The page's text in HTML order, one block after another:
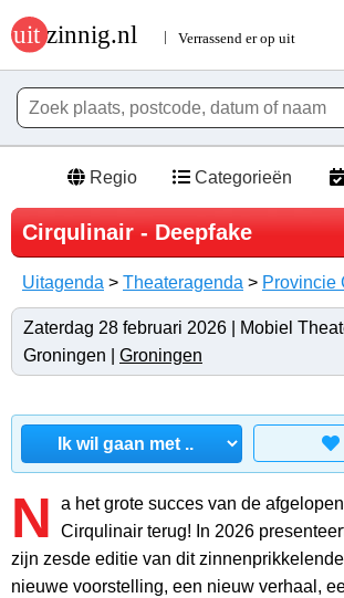
Regio Categorieën
Cirqulinair - Deepfake
Uitagenda > Theateragenda > Provincie
Zaterdag 28 februari 2026 | Mobiel
Groningen | Groningen
N
a het grote succes van de
Cirqulinair terug! In 2026
zijn zesde editie van dit
nieuwe voorstelling, een nieuw verhaal,